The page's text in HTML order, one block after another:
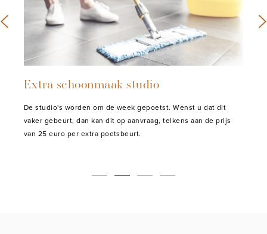
Extra schoonmaak studio
De studio's worden om de week gepoetst. Wenst u dat dit
vaker gebeurt, dan kan dit op aanvraag, telkens aan de prijs
van 25 euro per extra poetsbeurt.